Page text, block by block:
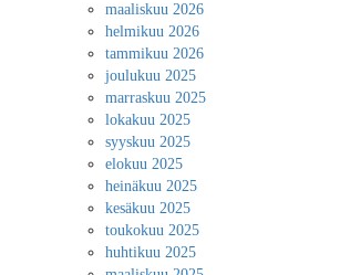
maaliskuu 2026
helmikuu 2026
tammikuu 2026
joulukuu 2025
marraskuu 2025
lokakuu 2025
syyskuu 2025
elokuu 2025
heinäkuu 2025
kesäkuu 2025
toukokuu 2025
huhtikuu 2025